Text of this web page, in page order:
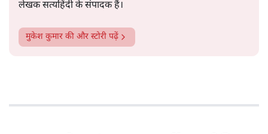
लेखक सत्यहिंदी के संपादक हैं।
मुकेश कुमार की और स्टोरी पढ़ें